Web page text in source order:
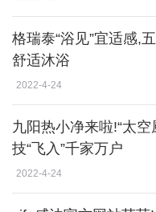
格瑞泰“浴见”宜适感,
舒适沐浴
2022-4-24
九阳热小净来啦!“太空
技“飞入”千家万户
2022-4-24